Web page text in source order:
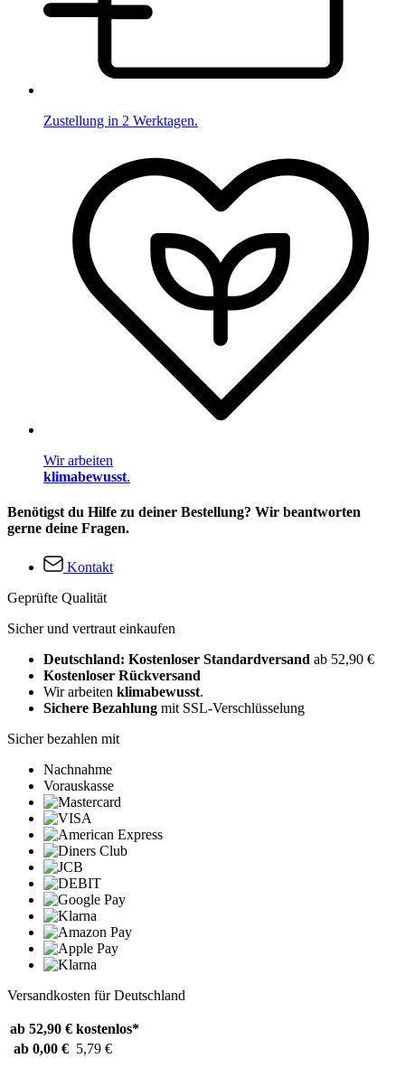
Zustellung in 2 Werktagen.
Wir arbeiten
klimabewusst.
Benötigst du Hilfe zu deiner Bestellung? Wir beantworten
gerne deine Fragen.
Kontakt
Geprüfte Qualität
Sicher und vertraut einkaufen
Deutschland: Kostenloser Standardversand ab 52,90 €
Kostenloser Rückversand
Wir arbeiten klimabewusst.
Sichere Bezahlung mit SSL-Verschlüsselung
Sicher bezahlen mit
Nachnahme
Vorauskasse
Versandkosten für Deutschland
ab 52,90 € kostenlos*
ab 0,00 € 5,79 €